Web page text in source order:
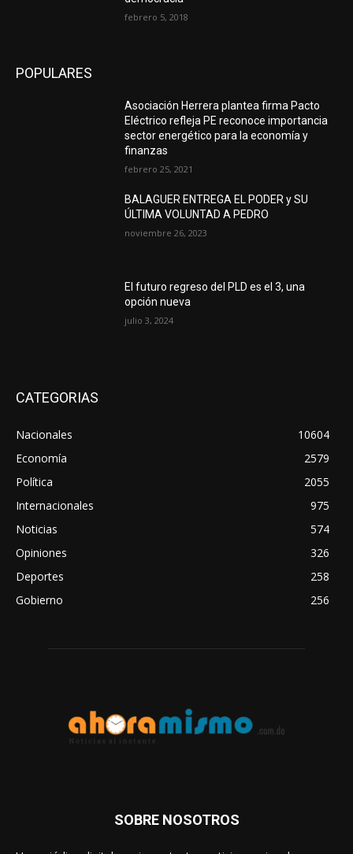
febrero 5, 2018
POPULARES
Asociación Herrera plantea firma Pacto
Eléctrico refleja PE reconoce importancia
sector energético para la economía y
finanzas
febrero 25, 2021
BALAGUER ENTREGA EL PODER y SU
ÚLTIMA VOLUNTAD A PEDRO
noviembre 26, 2023
El futuro regreso del PLD es el 3, una
opción nueva
julio 3, 2024
CATEGORIAS
Nacionales
10604
Economía
2579
Política
2055
Internacionales
975
Noticias
574
Opiniones
326
Deportes
258
Gobierno
256
SOBRE NOSOTROS